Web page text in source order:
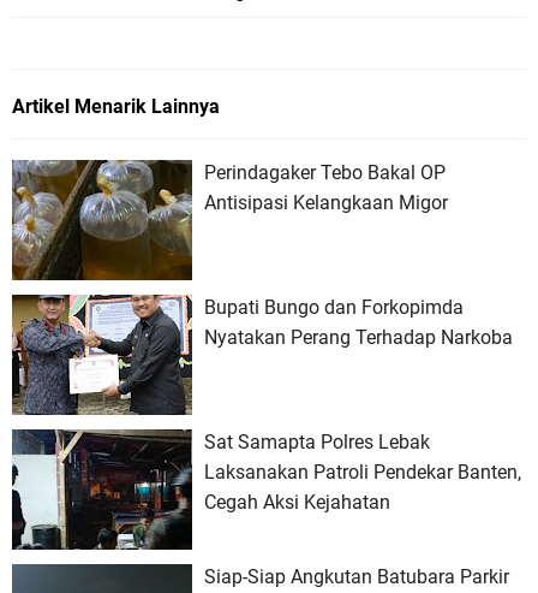
Artikel Menarik Lainnya
Perindagaker Tebo Bakal OP
Antisipasi Kelangkaan Migor
Bupati Bungo dan Forkopimda
Nyatakan Perang Terhadap Narkoba
Sat Samapta Polres Lebak
Laksanakan Patroli Pendekar Banten,
Cegah Aksi Kejahatan
Siap-Siap Angkutan Batubara Parkir